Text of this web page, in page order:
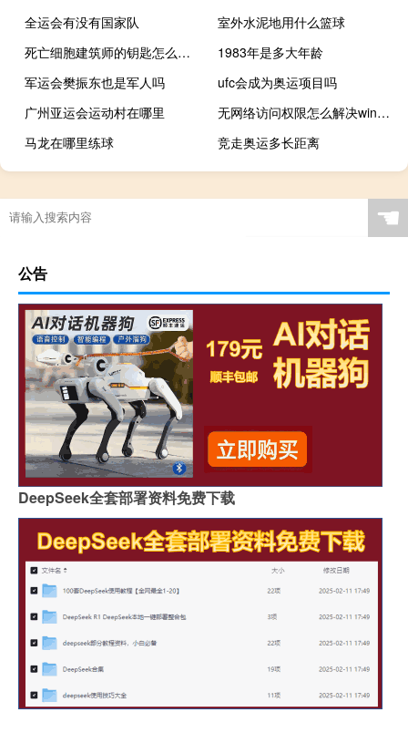
全运会有没有国家队
室外水泥地用什么篮球
死亡细胞建筑师的钥匙怎么获得
1983年是多大年龄
军运会樊振东也是军人吗
ufc会成为奥运项目吗
广州亚运会运动村在哪里
无网络访问权限怎么解决win10（无网络访问权限）
马龙在哪里练球
竞走奥运多长距离
☚
公告
DeepSeek全套部署资料免费下载